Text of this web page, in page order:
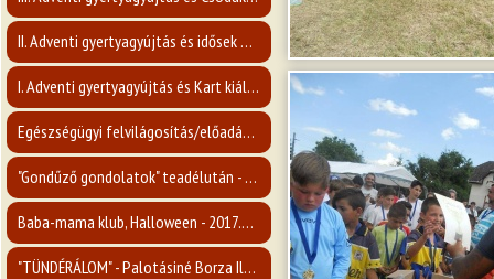
II. Adventi gyertyagyújtás és idősek napja - 2017.12.10
I. Adventi gyertyagyújtás és Kart kiállítás megnyitója - 2017.12.03
Egészségügyi felvilágosítás/előadás a mellrákról - 2017.11.15.
"Gondűző gondolatok" teadélután - 2017.11.09.
Baba-mama klub, Halloween - 2017.10.31.
"TÜNDÉRÁLOM" - Palotásiné Borza Ilona kiállítása - 2017.10.26.